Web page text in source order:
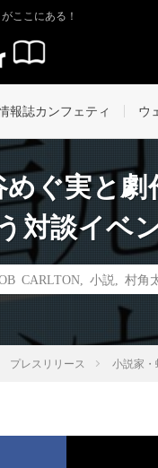
ここにある！
報誌カンフェティ ウ
ぐ実と
対談イベ
CARLTON 小説 村角
プレスリリース 小説家・